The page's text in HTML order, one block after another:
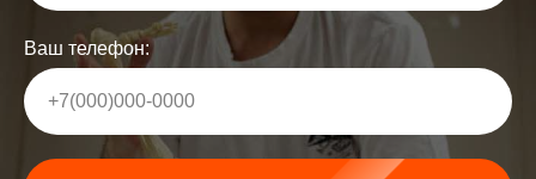
Ваш телефон:
+7(000)000-0000